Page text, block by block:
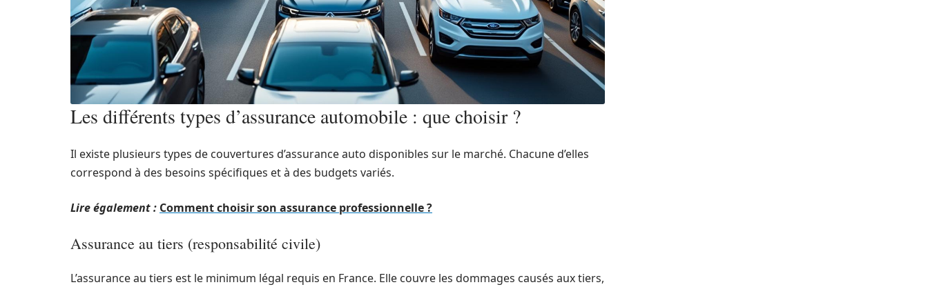
Les différents types d’assurance automobile : que choisir ?
Il existe plusieurs types de couvertures d’assurance auto disponibles sur le marché. Chacune d’elles
correspond à des besoins spécifiques et à des budgets variés.
Lire également : Comment choisir son assurance professionnelle ?
Assurance au tiers (responsabilité civile)
L’assurance au tiers est le minimum légal requis en France. Elle couvre les dommages causés aux tiers,